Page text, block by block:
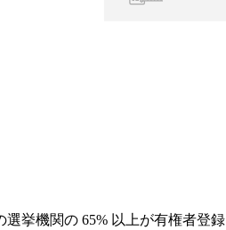
挙機関の 65% 以上が有権者登